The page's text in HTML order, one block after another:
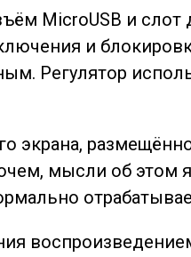
MicroUSB и слот
и
Регулятор
экрана,
мысли об